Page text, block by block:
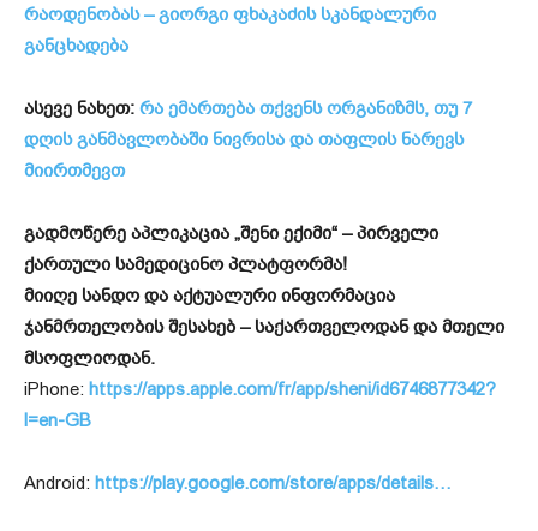
რაოდენობას – გიორგი ფხაკაძის სკანდალური
განცხადება
ასევე ნახეთ: რა ემართება თქვენს ორგანიზმს, თუ 7
დღის განმავლობაში ნივრისა და თაფლის ნარევს
მიირთმევთ
გადმოწერე აპლიკაცია „შენი ექიმი“ – პირველი
ქართული სამედიცინო პლატფორმა!
მიიღე სანდო და აქტუალური ინფორმაცია
ჯანმრთელობის შესახებ – საქართველოდან და მთელი
მსოფლიოდან.
iPhone: https://apps.apple.com/fr/app/sheni/id6746877342?
l=en-GB
Android: https://play.google.com/store/apps/details…